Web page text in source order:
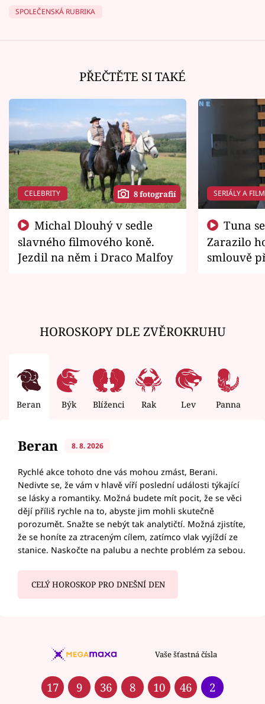
SPOLEČENSKÁ RUBRIKA
PŘEČTĚTE SI TAKÉ
CELEBRITY 8 fotografií
slavného filmového koně.
Jezdil na něm i Draco Malfoy
SERIÁLY A
Zarazilo
smlouvě
HOROSKOPY DLE ZVĚROKRUHU
Beran Býk Blíženci Rak Lev Panna
Beran 8. 8. 2026
Rychlé akce tohoto dne vás mohou zmást, Berani.
Nedivte se, že vám v hlavě víří poslední události týkající
se lásky a romantiky. Možná budete mít pocit, že se věci
dějí příliš rychle na to, abyste jim mohli skutečně
porozumět. Snažte se nebýt tak analytičtí. Možná zjistíte,
že se honíte za ztraceným cílem, zatímco vlak vyjíždí ze
stanice. Naskočte na palubu a nechte problém za sebou.
CELÝ HOROSKOP PRO DNEŠNÍ DEN
Vaše šťastná čísla
17 9 36 8 10 46 2